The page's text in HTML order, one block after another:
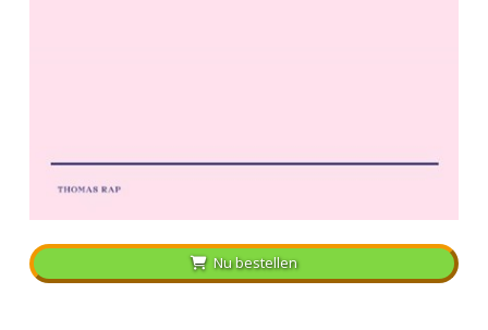
Nu bestellen